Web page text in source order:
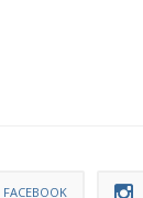
FACEBOOK